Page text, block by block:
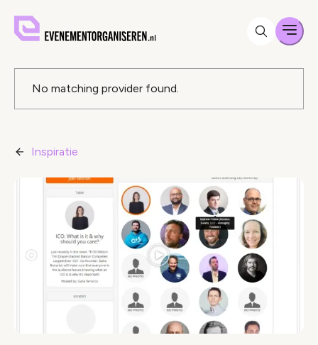
Foutmelding
No matching provider found.
Inspiratie